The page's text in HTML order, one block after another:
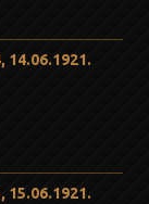
14.06.1921.
15.06.1921.